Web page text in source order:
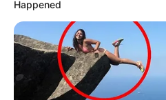
Deixe um Comentário
Happened